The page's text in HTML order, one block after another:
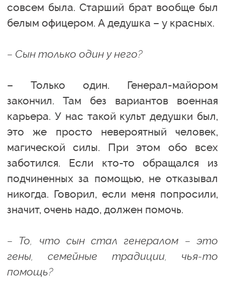
совсем была. Старший брат вообще был
белым офицером. А дедушка – у красных.
– Сын только один у него?
– Только один. Генерал-майором
закончил. Там без вариантов военная
карьера. У нас такой культ дедушки был,
это же просто невероятный человек,
магической силы. При этом обо всех
заботился. Если кто-то обращался из
подчиненных за помощью, не отказывал
никогда. Говорил, если меня попросили,
значит, очень надо, должен помочь.
– То, что сын стал генералом – это
гены, семейные традиции, чья-то
помощь?